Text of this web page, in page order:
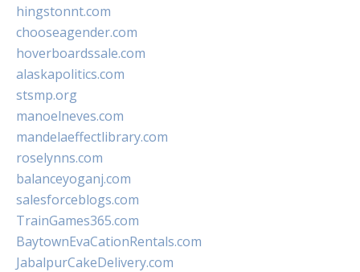
hingstonnt.com
chooseagender.com
hoverboardssale.com
alaskapolitics.com
stsmp.org
manoelneves.com
mandelaeffectlibrary.com
roselynns.com
balanceyoganj.com
salesforceblogs.com
TrainGames365.com
BaytownEvaCationRentals.com
JabalpurCakeDelivery.com